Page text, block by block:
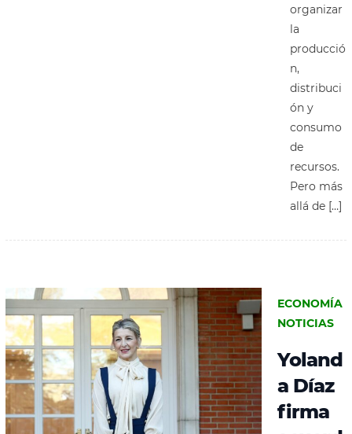
organizar
la
producció
n,
distribuci
ón y
consumo
de
recursos.
Pero más
allá de […]
ECONOMÍA
NOTICIAS
Yoland
a Díaz
firma